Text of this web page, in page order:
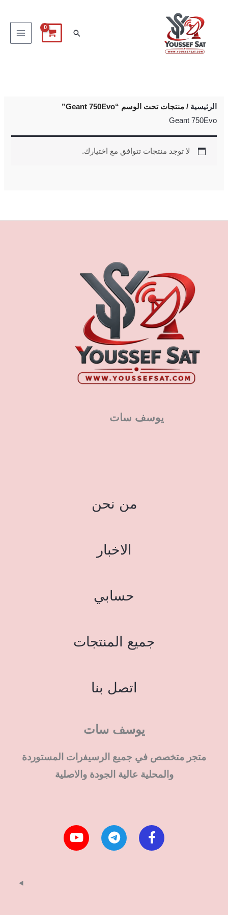
البحث
الرئيسية / منتجات تحت الوسم “Geant 750Evo”
Geant 750Evo
لا توجد منتجات تتوافق مع اختيارك.
يوسف سات
من نحن
الاخبار
حسابي
جميع المنتجات
اتصل بنا
يوسف سات
متجر متخصص في جميع الرسيفرات المستوردة
والمحلية عالية الجودة والاصلية